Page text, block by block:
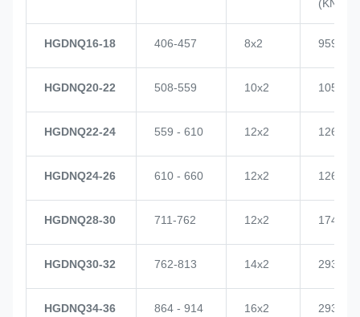
(KN)
HGDNQ16-18 406-457 8х2 959
HGDNQ20-22 508-559 10х2 1057
HGDNQ22-24 559 - 610 12х2 1268
HGDNQ24-26 610 - 660 12х2 1268
HGDNQ28-30 711-762 12х2 1748
HGDNQ30-32 762-813 14х2 2937
HGDNQ34-36 864 - 914 16х2 2937